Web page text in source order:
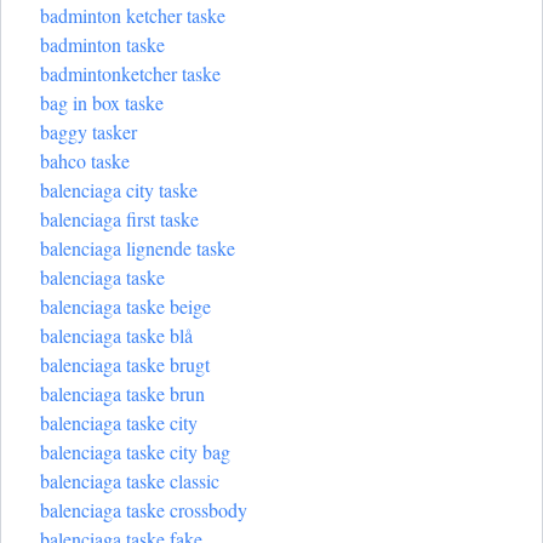
badminton ketcher taske
badminton taske
badmintonketcher taske
bag in box taske
baggy tasker
bahco taske
balenciaga city taske
balenciaga first taske
balenciaga lignende taske
balenciaga taske
balenciaga taske beige
balenciaga taske blå
balenciaga taske brugt
balenciaga taske brun
balenciaga taske city
balenciaga taske city bag
balenciaga taske classic
balenciaga taske crossbody